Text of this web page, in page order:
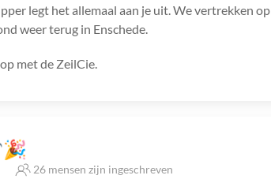
legt het allemaal aan je uit. We vertrekken op
weer terug in Enschede.
met de ZeilCie.
26 mensen zijn ingeschreven